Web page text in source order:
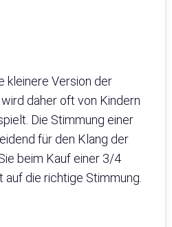
kleinere Version der
daher oft von Kindern
Die Stimmung einer
für den Klang der
beim Kauf einer 3/4
die richtige Stimmung.